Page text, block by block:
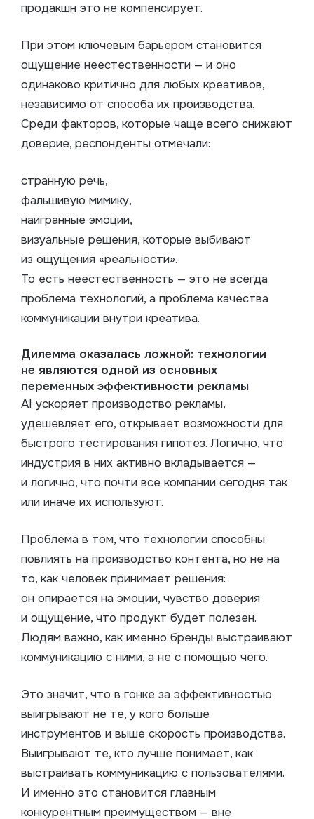
продакшн это не компенсирует.
При этом ключевым барьером становится
ощущение неестественности — и оно
одинаково критично для любых креативов,
независимо от способа их производства.
Среди факторов, которые чаще всего снижают
доверие, респонденты отмечали:
странную речь,
фальшивую мимику,
наигранные эмоции,
визуальные решения, которые выбивают
из ощущения «реальности».
То есть неестественность — это не всегда
проблема технологий, а проблема качества
коммуникации внутри креатива.
Дилемма оказалась ложной: технологии
не являются одной из основных
переменных эффективности рекламы
AI ускоряет производство рекламы,
удешевляет его, открывает возможности для
быстрого тестирования гипотез. Логично, что
индустрия в них активно вкладывается —
и логично, что почти все компании сегодня так
или иначе их используют.
Проблема в том, что технологии способны
повлиять на производство контента, но не на
то, как человек принимает решения:
он опирается на эмоции, чувство доверия
и ощущение, что продукт будет полезен.
Людям важно, как именно бренды выстраивают
коммуникацию с ними, а не с помощью чего.
Это значит, что в гонке за эффективностью
выигрывают не те, у кого больше
инструментов и выше скорость производства.
Выигрывают те, кто лучше понимает, как
выстраивать коммуникацию с пользователями.
И именно это становится главным
конкурентным преимуществом — вне